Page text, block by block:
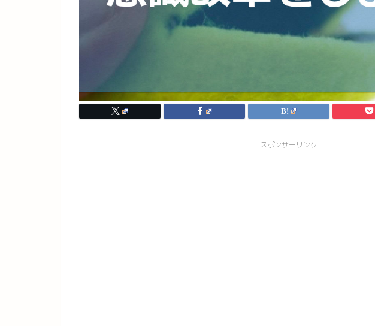
スポンサーリンク